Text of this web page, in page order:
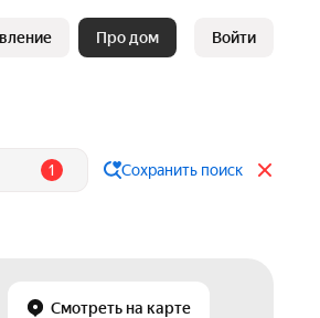
Про дом Войти
1 Сохранить поиск
Смотреть на карте